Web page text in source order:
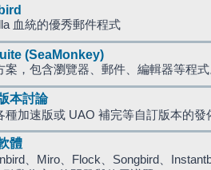
血統的優秀郵件程式
(SeaMonkey)
案，包含瀏覽器、郵件、編輯器等程
本討論
種加速版或 UAO 補完等自訂版本的發
體
、Miro、Flock、Songbird、